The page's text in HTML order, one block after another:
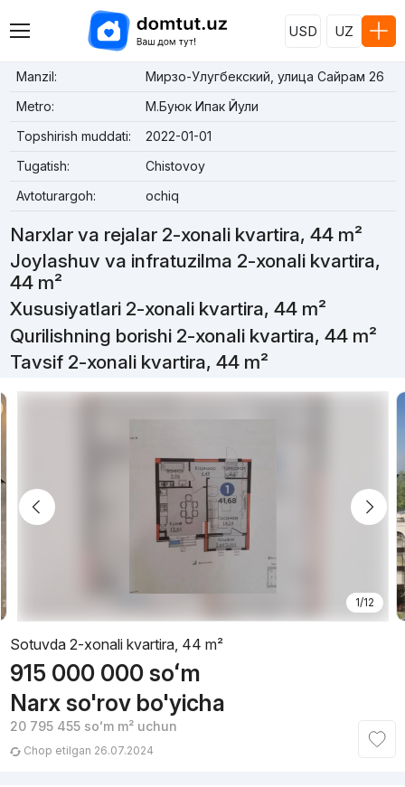
USD UZ
Manzil:
Мирзо-Улугбекский, улица Сайрам 26
Metro:
М.Буюк Ипак Йули
Topshirish muddati:
2022-01-01
Tugatish:
Chistovoy
Avtoturargoh:
ochiq
Narxlar va rejalar 2-xonali kvartira, 44 m²
Joylashuv va infratuzilma 2-xonali kvartira,
44 m²
Xususiyatlari 2-xonali kvartira, 44 m²
Qurilishning borishi 2-xonali kvartira, 44 m²
Tavsif 2-xonali kvartira, 44 m²
1/12
Sotuvda 2-xonali kvartira, 44 m²
915 000 000 soʻm
Narx so'rov bo'yicha
20 795 455 soʻmm² uchun
Chop etilgan 26.07.2024